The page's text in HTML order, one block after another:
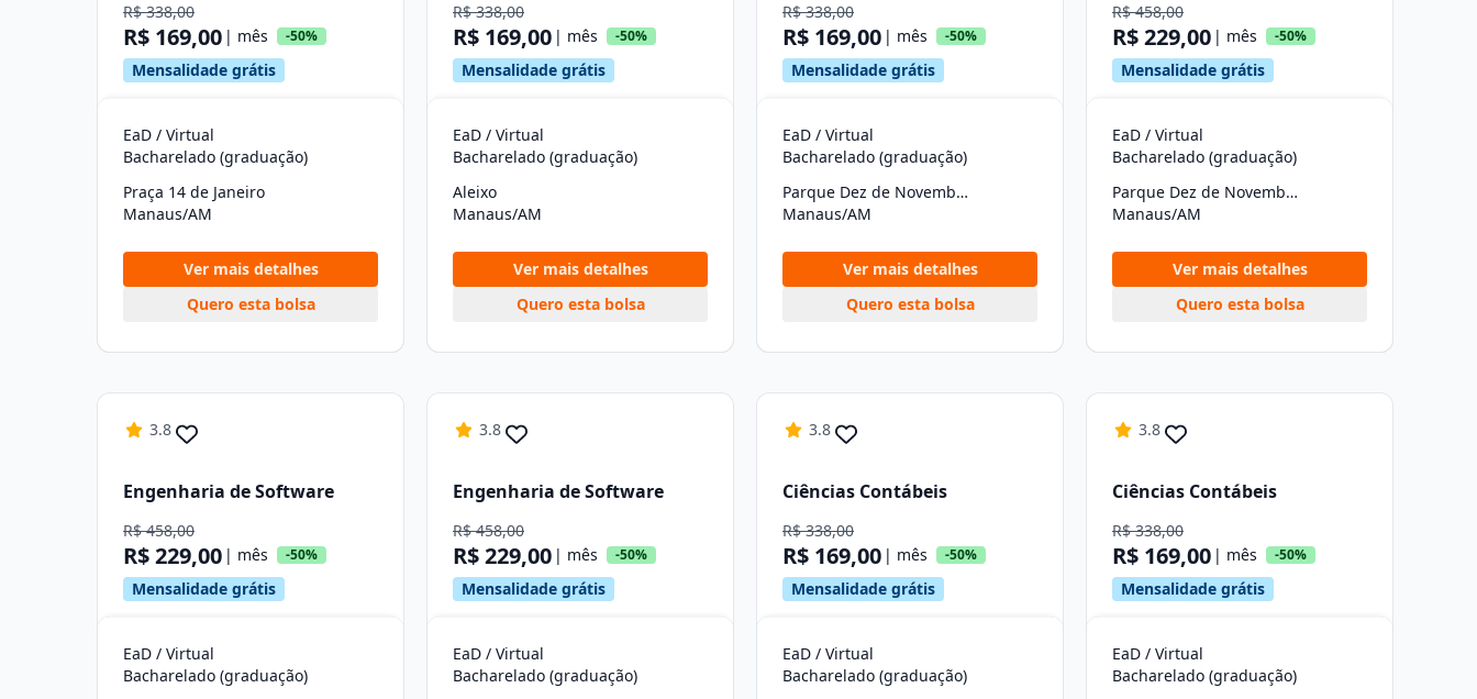
R$ 338,00
R$ 169,00 | mês -50%
Mensalidade grátis
EaD / Virtual
Bacharelado (graduação)
Praça 14 de Janeiro
Manaus/AM
Ver mais detalhes
Quero esta bolsa
R$ 338,00
R$ 169,00 | mês -50%
Mensalidade grátis
EaD / Virtual
Bacharelado (graduação)
Aleixo
Manaus/AM
Ver mais detalhes
Quero esta bolsa
R$ 338,00
R$ 169,00 | mês -50%
Mensalidade grátis
EaD / Virtual
Bacharelado (graduação)
Parque Dez de Novembro
Manaus/AM
Ver mais detalhes
Quero esta bolsa
R$ 458,00
R$ 229,00 | mês -50%
Mensalidade grátis
EaD / Virtual
Bacharelado (graduação)
Parque Dez de Novembro
Manaus/AM
Ver mais detalhes
Quero esta bolsa
3.8
Engenharia de Software
R$ 458,00
R$ 229,00 | mês -50%
Mensalidade grátis
EaD / Virtual
Bacharelado (graduação)
3.8
Engenharia de Software
R$ 458,00
R$ 229,00 | mês -50%
Mensalidade grátis
EaD / Virtual
Bacharelado (graduação)
3.8
Ciências Contábeis
R$ 338,00
R$ 169,00 | mês -50%
Mensalidade grátis
EaD / Virtual
Bacharelado (graduação)
3.8
Ciências Contábeis
R$ 338,00
R$ 169,00 | mês -50%
Mensalidade grátis
EaD / Virtual
Bacharelado (graduação)